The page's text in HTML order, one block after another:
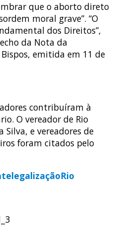
que o aborto direto
moral grave”. “O
dos Direitos”,
da Nota da
emitida em 11 de
contribuíram à
O vereador de Rio
Silva, e vereadores de
foram citados pelo
legalizaçãoRio